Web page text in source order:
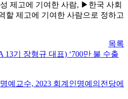
제고에 기여한 사람, ▶한국 사회
할 제고에 기여한 사람으로 정하고
목록
13기 장형규 대표) ‘700만 불 수출
예교수, 2023 회계인명예의전당에